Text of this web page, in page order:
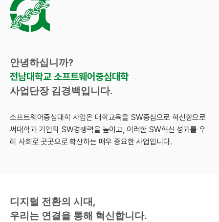
안녕하십니까?
전남대학교 소프트웨어중심대학
사업단장 김경백입니다.
소프트웨어중심대학 사업은 대학교육을 SW중심으로 혁신함으로
써 대학과 기업의 SW경쟁력을 높이고, 이러한 SW혁신 성과를 우
리 사회로 곳곳으로 확산하는 매우 중요한 사업입니다.
디지털 전환의 시대,
우리는 연결을 통해 혁신합니다.